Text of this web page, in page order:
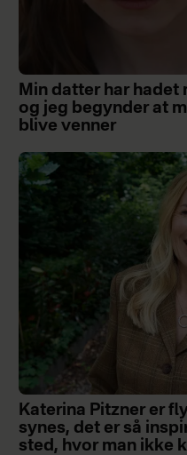
Min datter har hadet
og jeg begynder at
blive venner
Katerina Pitzner er
synes, det er så
sted, hvor man ikke